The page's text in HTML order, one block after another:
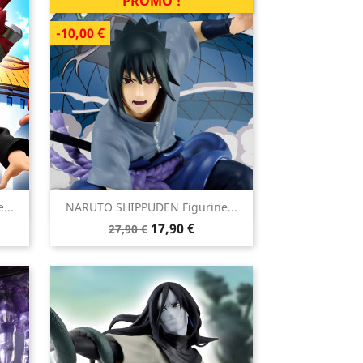
NARUTO SHIPPUDEN Figurine...
Prix
de
27,90 € Prix
17,90 €
-10,00 €
Aperçu rapide